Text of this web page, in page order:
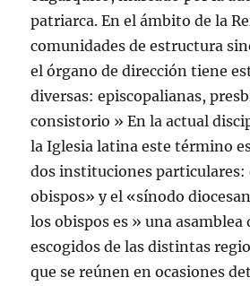
patriarca. En el ámbito de la
comunidades de estructura
el órgano de dirección tiene
diversas: episcopalianas,
consistorio » En la actual
la Iglesia latina este término
dos instituciones particulares:
obispos» y el «sí­nodo
los obispos es » una asamblea
escogidos de las distintas
que se reúnen en ocasiones